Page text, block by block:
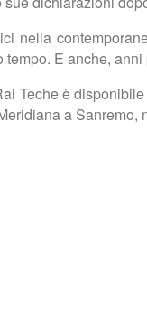
nella
tempo. E anche,
Teche è disponibile
a Sanremo,